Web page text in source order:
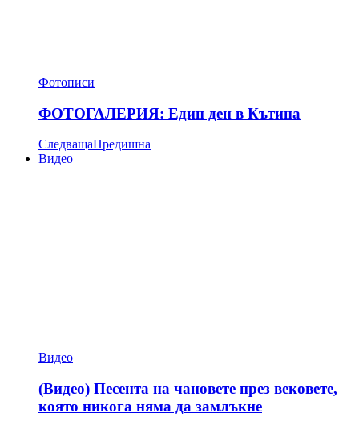
Фотописи
ФОТОГАЛЕРИЯ: Един ден в Кътина
СледващаПредишна
Видео
Видео
(Видео) Песента на чановете през вековете,
която никога няма да замлъкне